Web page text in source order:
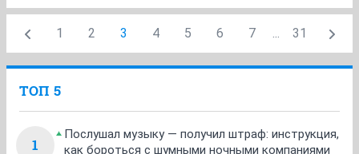
1 2 3 4 5 6 7 ... 31
ТОП 5
1
Послушал музыку — получил штраф: инструкция,
как бороться с шумными ночными компаниями